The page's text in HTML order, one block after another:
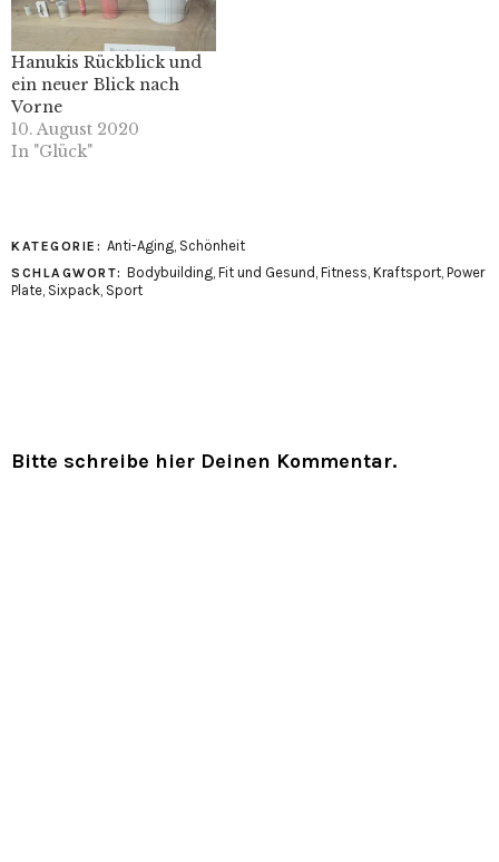
Hanukis Rückblick und
ein neuer Blick nach
Vorne
10. August 2020
In "Glück"
KATEGORIE: Anti-Aging, Schönheit
SCHLAGWORT: Bodybuilding Fit und Gesund Fitness Kraftsport Power
Plate Sixpack Sport
Bitte schreibe hier Deinen Kommentar.